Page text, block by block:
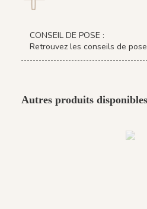
CONSEIL DE POSE :
Retrouvez les conseils de
Autres produits